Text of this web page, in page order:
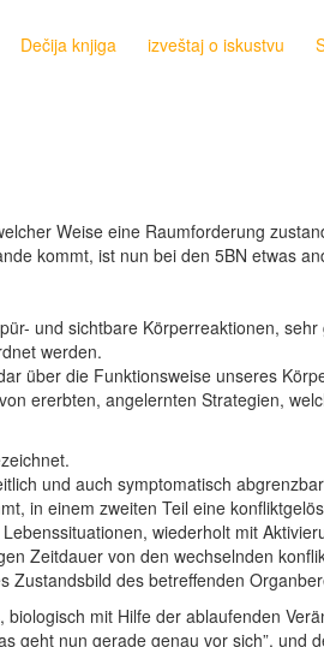
Dečija knjiga izveštaj o iskustvu
Weise eine Raumforderung
kommt, ist nun bei den 5BN etwas
und sichtbare Körperreaktionen,
werden.
über die Funktionsweise unseres
ererbten, angelernten Strategien,
und auch symptomatisch
in einem zweiten Teil eine
wiederholt mit
Zeitdauer von den wechselnden
Zustandsbild des betreffenden
mit Hilfe der ablaufenden
geht nun gerade genau vor sich”,